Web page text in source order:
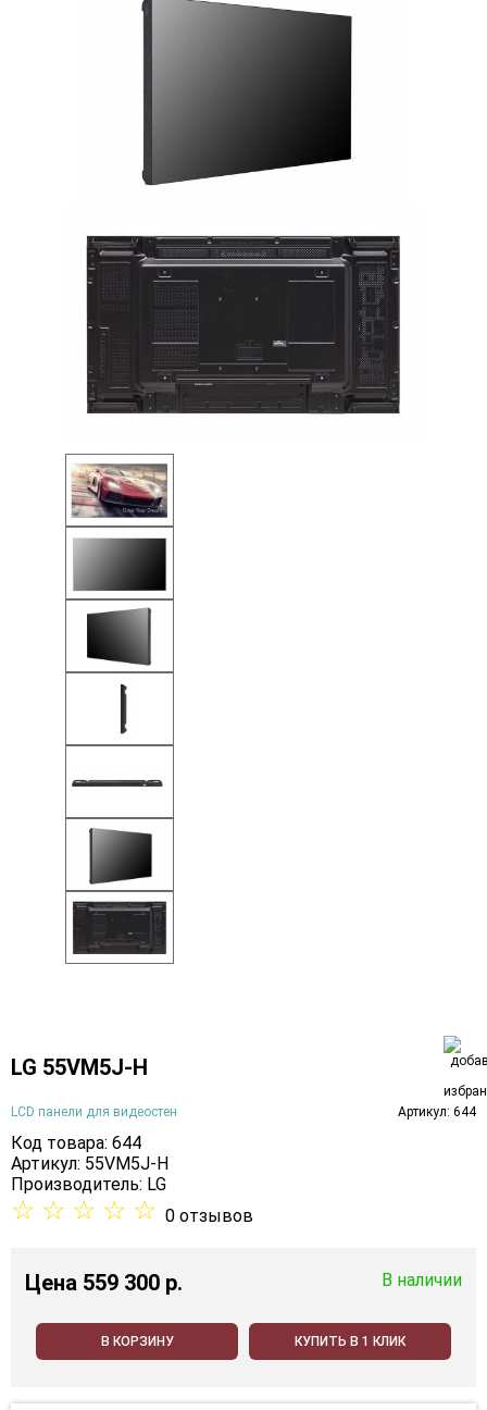
LG 55VM5J-H
LCD панели для видеостен Артикул: 644
Код товара: 644
Артикул: 55VM5J-H
Производитель: LG
☆ ☆ ☆ ☆ ☆ 0 отзывов
Цена 559 300 p. В наличии
В КОРЗИНУ КУПИТЬ В 1 КЛИК